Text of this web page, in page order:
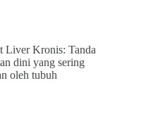
Liver Kronis: Tanda
dini yang sering
oleh tubuh